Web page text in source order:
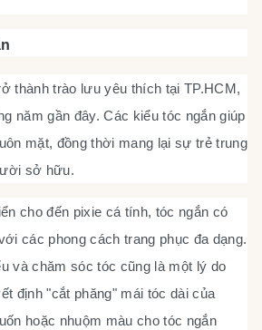
thành trào lưu yêu thích tại TP.HCM,
năm gần đây. Các kiểu tóc ngắn giúp
mặt, đồng thời mang lại sự trẻ trung
sở hữu.
cho đến pixie cá tính, tóc ngắn có
các phong cách trang phục đa dạng.
và chăm sóc tóc cũng là một lý do
định "cắt phăng" mái tóc dài của
hoặc nhuộm màu cho tóc ngắn